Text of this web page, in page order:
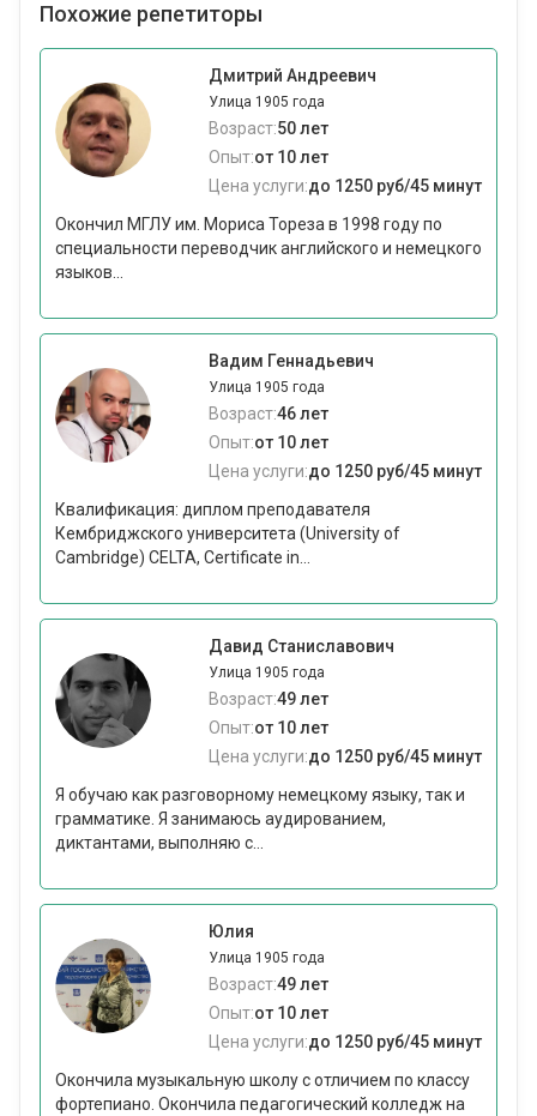
Похожие репетиторы
Дмитрий Андреевич
Улица 1905 года
Возраст:50 лет
Опыт:от 10 лет
Цена услуги:до 1250 руб/45 минут
Окончил МГЛУ им. Мориса Тореза в 1998 году по
специальности переводчик английского и немецкого
языков...
Вадим Геннадьевич
Улица 1905 года
Возраст:46 лет
Опыт:от 10 лет
Цена услуги:до 1250 руб/45 минут
Квалификация: диплом преподавателя
Кембриджского университета (University of
Cambridge) CELTA, Certificate in...
Давид Станиславович
Улица 1905 года
Возраст:49 лет
Опыт:от 10 лет
Цена услуги:до 1250 руб/45 минут
Я обучаю как разговорному немецкому языку, так и
грамматике. Я занимаюсь аудированием,
диктантами, выполняю с...
Юлия
Улица 1905 года
Возраст:49 лет
Опыт:от 10 лет
Цена услуги:до 1250 руб/45 минут
Окончила музыкальную школу с отличием по классу
фортепиано. Окончила педагогический колледж на